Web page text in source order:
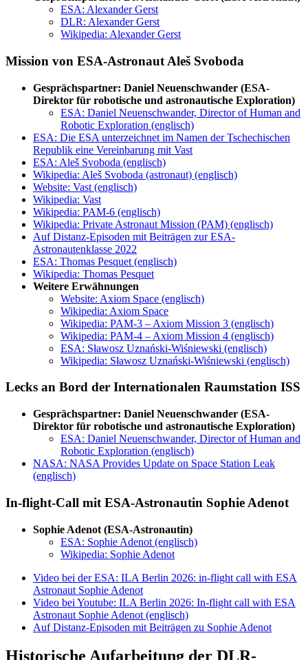
ESA: Alexander Gerst
DLR: Alexander Gerst
Wikipedia: Alexander Gerst
Mission von ESA-Astronaut Aleš Svoboda
Gesprächspartner: Daniel Neuenschwander (ESA-
Direktor für robotische und astronautische Exploration)
ESA: Daniel Neuenschwander, Director of Human and
Robotic Exploration (englisch)
ESA: Die ESA unterzeichnet im Namen der Tschechischen
Republik eine Vereinbarung mit Vast
ESA: Aleš Svoboda (englisch)
Wikipedia: Aleš Svoboda (astronaut) (englisch)
Website: Vast (englisch)
Wikipedia: Vast
Wikipedia: PAM-6 (englisch)
Wikipedia: Private Astronaut Mission (PAM) (englisch)
Auf Distanz-Episoden mit Beiträgen zur ESA-
Astronautenklasse 2022
ESA: Thomas Pesquet (englisch)
Wikipedia: Thomas Pesquet
Weitere Erwähnungen
Website: Axiom Space (englisch)
Wikipedia: Axiom Space
Wikipedia: PAM-3 – Axiom Mission 3 (englisch)
Wikipedia: PAM-4 – Axiom Mission 4 (englisch)
ESA: Sławosz Uznański-Wiśniewski (englisch)
Wikipedia: Sławosz Uznański-Wiśniewski (englisch)
Lecks an Bord der Internationalen Raumstation ISS
Gesprächspartner: Daniel Neuenschwander (ESA-
Direktor für robotische und astronautische Exploration)
ESA: Daniel Neuenschwander, Director of Human and
Robotic Exploration (englisch)
NASA: NASA Provides Update on Space Station Leak
(englisch)
In-flight-Call mit ESA-Astronautin Sophie Adenot
Sophie Adenot (ESA-Astronautin)
ESA: Sophie Adenot (englisch)
Wikipedia: Sophie Adenot
Video bei der ESA: ILA Berlin 2026: in-flight call with ESA
Astronaut Sophie Adenot
Video bei Youtube: ILA Berlin 2026: In-flight call with ESA
Astronaut Sophie Adenot (englisch)
Auf Distanz-Episoden mit Beiträgen zu Sophie Adenot
Historische Aufarbeitung der DLR-